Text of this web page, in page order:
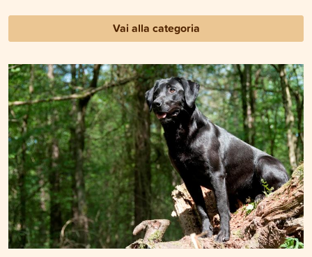
Vai alla categoria